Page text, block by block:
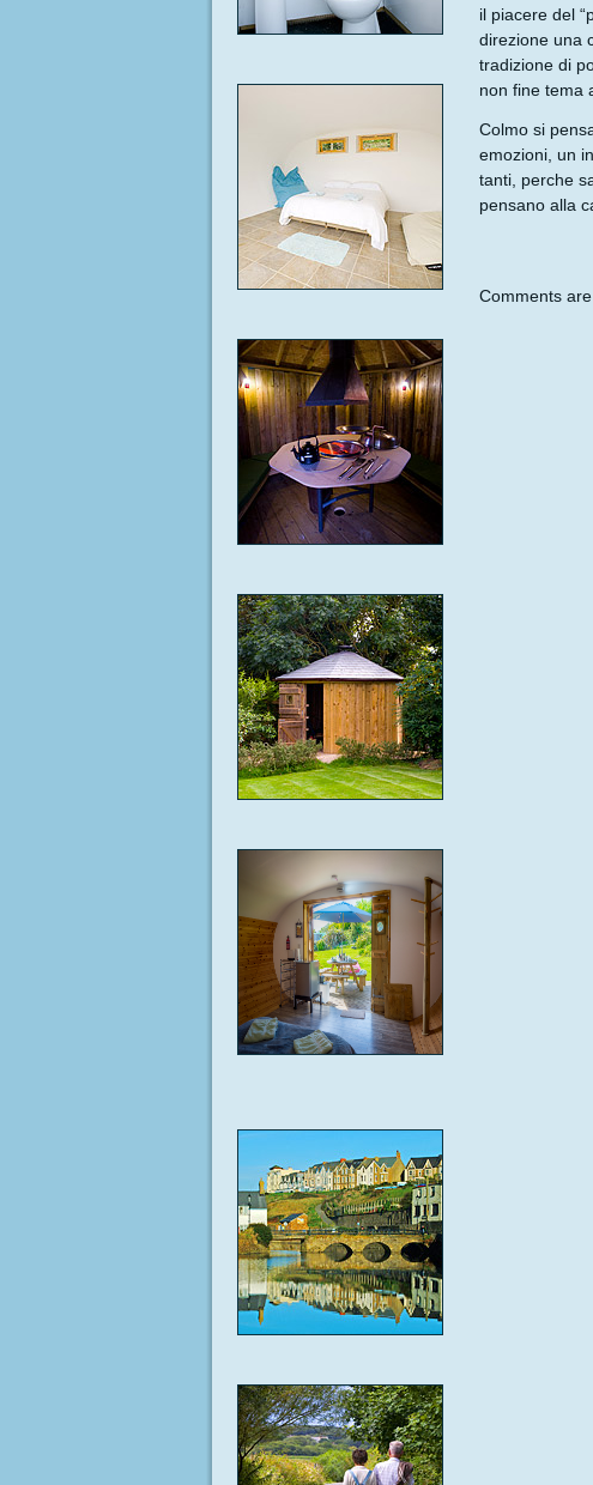
il piacere del
direzione una
tradizione di
non fine tema
Colmo si
emozioni, un
tanti, perche
pensano alla
Comments are